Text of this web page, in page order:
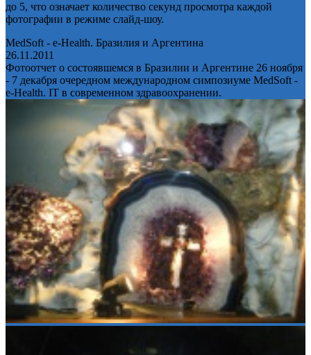
до 5, что означает количество секунд просмотра каждой
фотографии в режиме слайд-шоу.
MedSoft - e-Health. Бразилия и Аргентина
26.11.2011
Фотоотчет о состоявшемся в Бразилии и Аргентине 26 ноября
- 7 декабря очередном международном симпозиуме MedSoft -
e-Health. IT в современном здравоохранении.